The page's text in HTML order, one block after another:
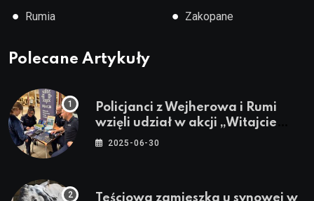
● Rumia ● Zakopane
Polecane Artykuły
Policjanci z Wejherowa i Rumi
wzięli udział w akcji „Witajcie
Wakacje”
2025-06-30
Teściowa zamieszka u synowej w